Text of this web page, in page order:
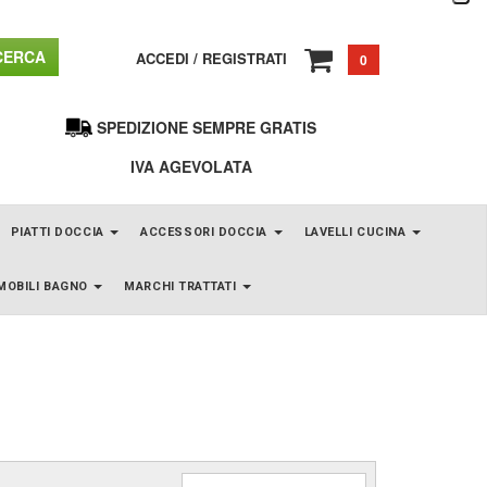
ACCEDI / REGISTRATI 0
SPEDIZIONE SEMPRE GRATIS
IVA AGEVOLATA
PIATTI DOCCIA ACCESSORI DOCCIA LAVELLI CUCINA
BAGNO MARCHI TRATTATI